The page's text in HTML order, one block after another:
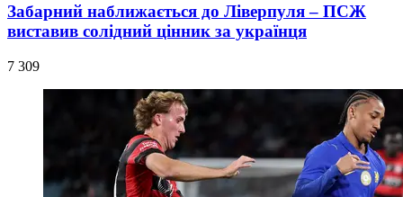
Забарний наближається до Ліверпуля – ПСЖ
виставив солідний цінник за українця
7 309